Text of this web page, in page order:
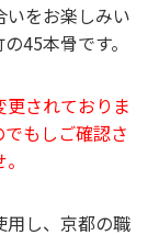
をお楽しみい
45本骨です。
されておりま
もしご確認さ
用し、京都の職